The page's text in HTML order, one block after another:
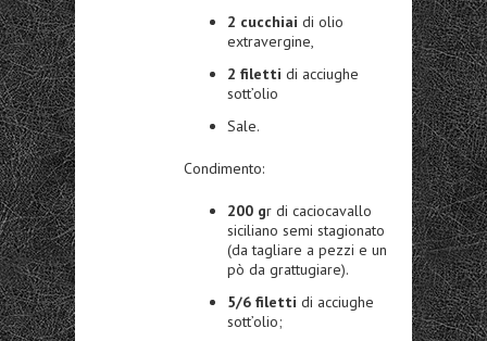
2 cucchiai di olio
extravergine,
2 filetti di acciughe
sott’olio
Sale.
Condimento:
200 gr di caciocavallo
siciliano semi stagionato
(da tagliare a pezzi e un
pò da grattugiare).
5/6 filetti di acciughe
sott’olio;